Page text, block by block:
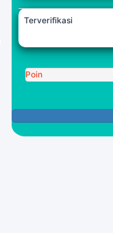
Terverifikasi
Poin